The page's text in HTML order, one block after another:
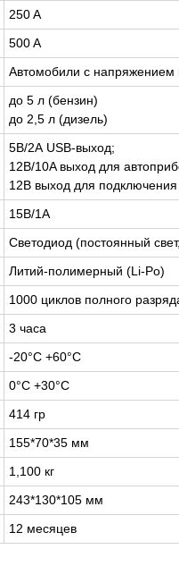
250 A
500 A
Автомобили с напряжением
до 5 л (бензин)
до 2,5 л (дизель)
5В/2А USB-выход;
12В/10A выход для
12В выход для
15В/1А
Светодиод (постоянный
Литий-полимерный (Li-Po)
1000 циклов полного
3 часa
-20°С +60°С
0°С +30°С
414 гр
155*70*35 мм
1,100 кг
243*130*105 мм
12 месяцев